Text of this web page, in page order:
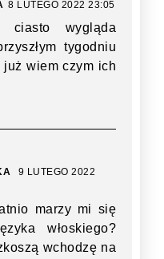
8 LUTEGO 2022 23:05
ciasto wygląda
tygodniu
już wiem czym ich
9 LUTEGO 2022
marzy mi się
włoskiego?
wchodzę na